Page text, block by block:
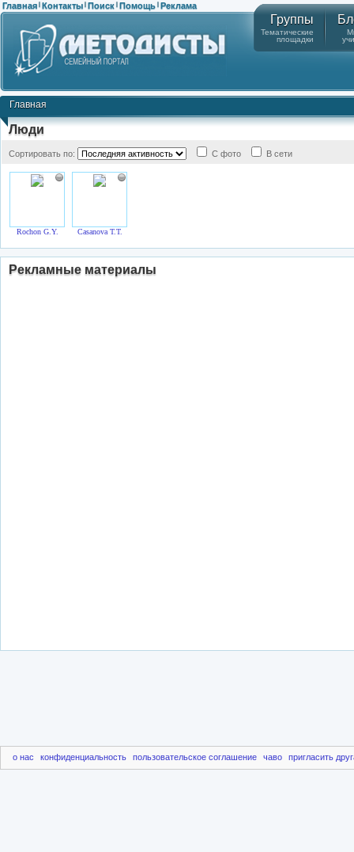
Главная | Контакты | Поиск | Помощь | Реклама
Группы
Тематические
площадки
Главная
Люди
Сортировать по: С фото В сети
Rochon G.Y. Casanova T.T.
Рекламные материалы
о нас конфиденциальность пользовательское соглашение чаво пригласить